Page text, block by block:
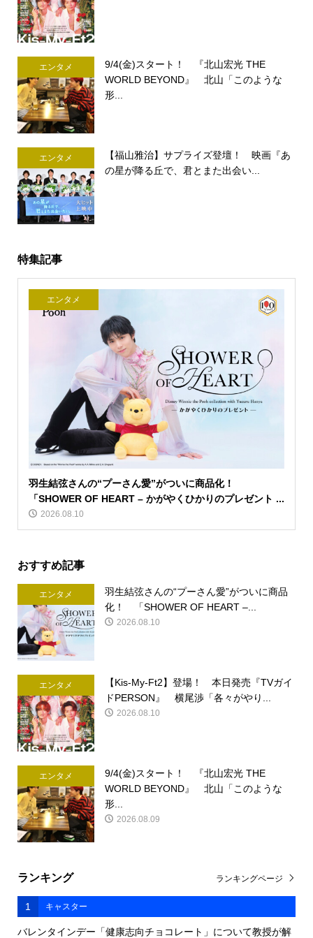
エンタメ
9/4(金)スタート！ 『北山宏光 THE
WORLD BEYOND』 北山「このような
形...
エンタメ
【福山雅治】サプライズ登壇！ 映画『あ
の星が降る丘で、君とまた出会い...
特集記事
エンタメ
羽生結弦さんの“プーさん愛”がついに商品化！
「SHOWER OF HEART – かがやくひかりのプレゼント ...
2026.08.10
おすすめ記事
エンタメ
羽生結弦さんの“プーさん愛”がついに商品
化！ 「SHOWER OF HEART –...
2026.08.10
エンタメ
【Kis-My-Ft2】登場！ 本日発売『TVガイ
ドPERSON』 横尾渉「各々がやり...
2026.08.10
エンタメ
9/4(金)スタート！ 『北山宏光 THE
WORLD BEYOND』 北山「このような
形...
2026.08.09
ランキング
1 キャスター
バレンタインデー「健康志向チョコレート」について教授が解
ランキングページ